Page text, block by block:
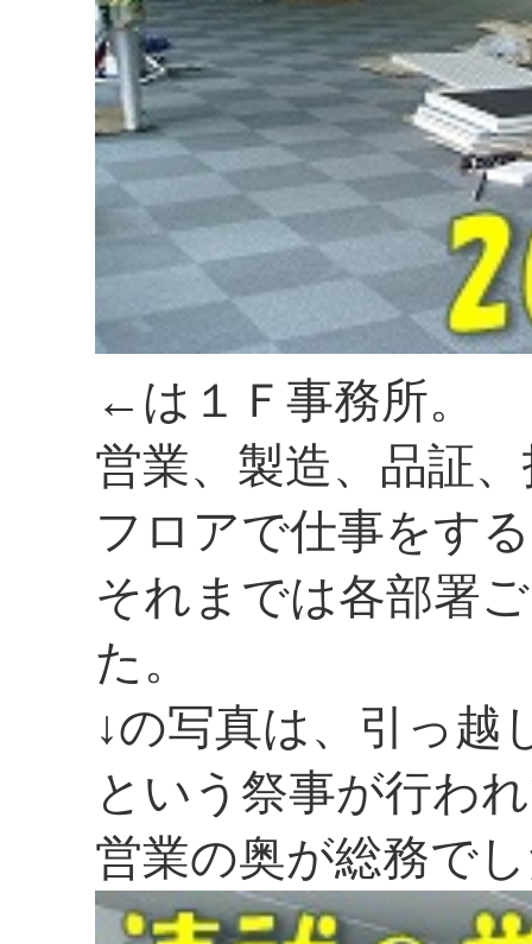
←は１Ｆ事務所。
営業、製造、品証
フロアで仕事をす
それまでは各部署
た。
↓の写真は、引っ越
という祭事が行わ
営業の奥が総務で